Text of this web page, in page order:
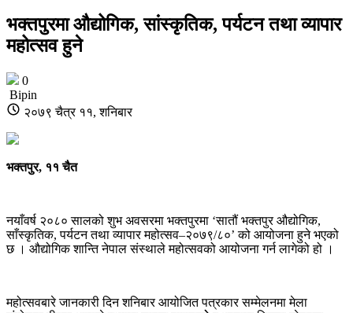
भक्तपुरमा औद्योगिक, सांस्कृतिक, पर्यटन तथा व्यापार
महोत्सव हुने
0
Bipin
२०७९ चैत्र ११, शनिबार
भक्तपुर, ११ चैत
नयाँवर्ष २०८० सालको शुभ अवसरमा भक्तपुरमा ‘सातौं भक्तपुर औद्योगिक,
साँस्कृतिक, पर्यटन तथा व्यापार महोत्सव–२०७९/८०’ को आयोजना हुने भएको
छ । औद्योगिक शान्ति नेपाल संस्थाले महोत्सवको आयोजना गर्न लागेको हो ।
महोत्सवबारे जानकारी दिन शनिबार आयोजित पत्रकार सम्मेलनमा मेला